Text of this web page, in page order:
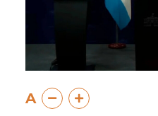
A